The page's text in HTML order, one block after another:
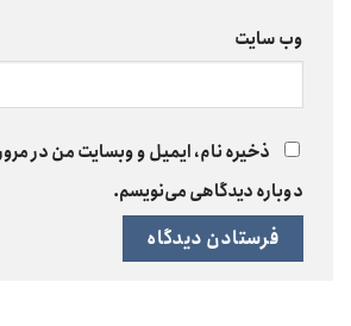
وب‌ سایت
ذخیره نام، ایمیل و وبسایت من در
دوباره دیدگاهی می‌نویسم.